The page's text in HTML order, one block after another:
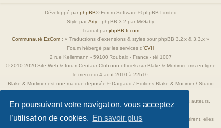
En poursuivant votre navigation, vous acceptez
l’utilisation de cookies. En savoir plus
Développé par phpBB® Forum Software © phpBB Limited
Style par Arty - phpBB 3.2 par MrGaby
Traduit par phpBB-fr.com
Communauté EzCom : « Traductions d'extensions & styles pour phpBB 3.2.x & 3.3.x »
Forum hébergé par les services d’OVH
2 rue Kellermann - 59100 Roubaix - France - tél 1007
© 2010-2020 Site Web & forum Centaur Club non-officiels sur Blake & Mortimer, mis en ligne
le mercredi 4 aout 2010 à 22h10
Blake & Mortimer est une marque deposée © Dargaud / Editions Blake & Mortimer / Studio
Toutes les images incluses dans ces pages sont la propriété exclusive de leurs auteurs,
ayant droits et/ou éditeurs.
Elles ne sont ici qu'à titre de référence ou d'illustration. Si les propriétaires le désirent, elles